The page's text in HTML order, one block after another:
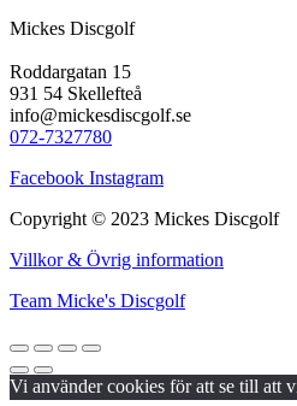
Mickes Discgolf
Roddargatan 15
931 54 Skellefteå
info@mickesdiscgolf.se
072-7327780
Facebook Instagram
Copyright © 2023 Mickes Discgolf
Villkor & Övrig information
Team Micke's Discgolf
Vi använder cookies för att se till att